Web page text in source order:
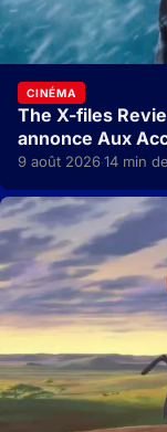
CINÉMA
The X-files
annonce Aux
9 août 2026·14 min